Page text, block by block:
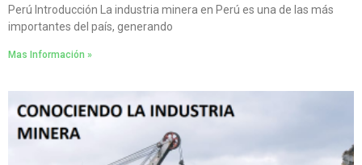
Perú Introducción La industria minera en Perú es una de las más
importantes del país, generando
Mas Información »